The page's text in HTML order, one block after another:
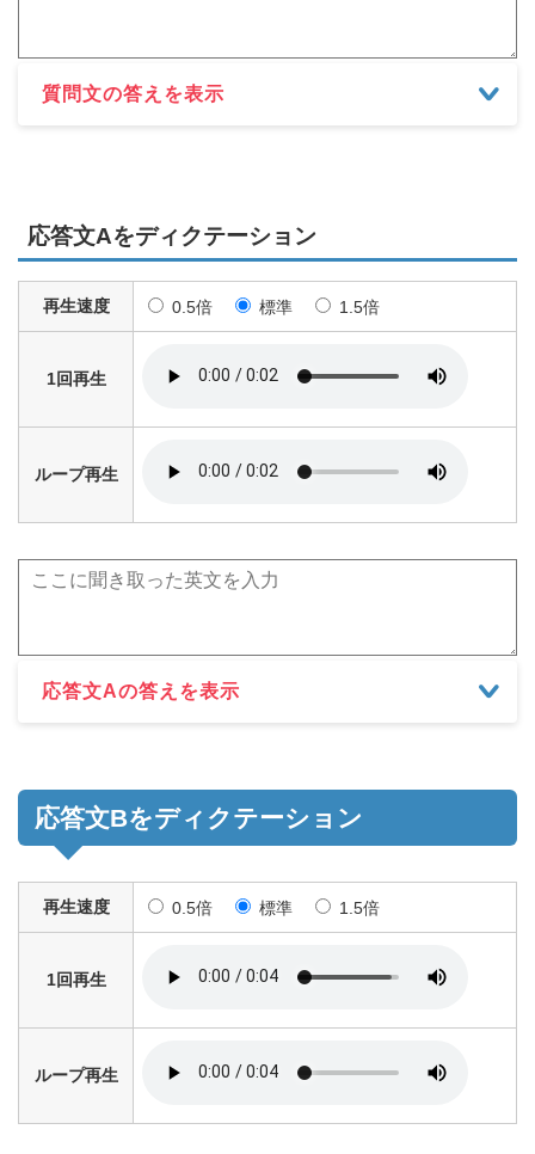
質問文の答えを表示
応答文Aをディクテーション
再生速度 0.5倍 標準 1.5倍
1回再生
ループ再生
応答文Aの答えを表示
応答文Bをディクテーション
再生速度 0.5倍 標準 1.5倍
1回再生
ループ再生